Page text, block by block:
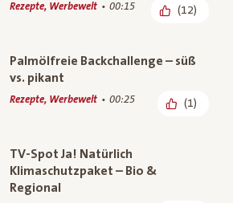
Rezepte, Werbewelt 00:15 (12)
Palmölfreie Backchallenge – süß
vs. pikant
Rezepte, Werbewelt 00:25 (1)
TV-Spot Ja! Natürlich
Klimaschutzpaket – Bio &
Regional